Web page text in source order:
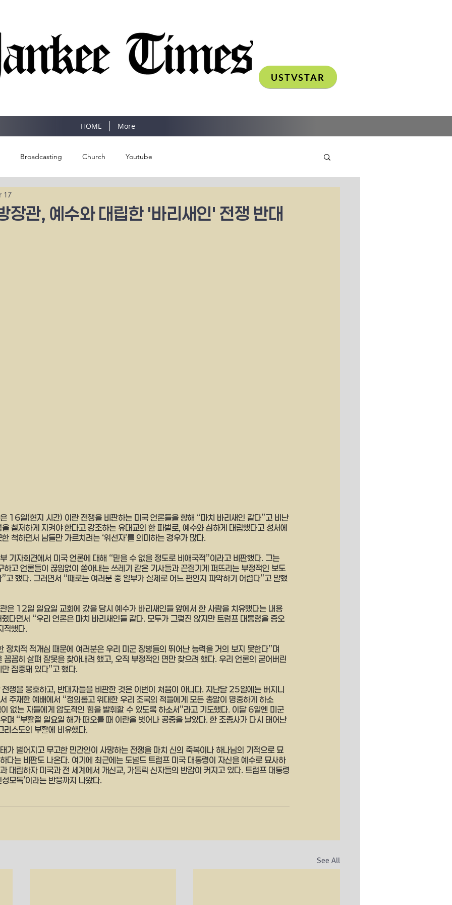
USTVSTAR
HOME More
Broadcasting Church Youtube
장관, 예수와 대립한 '바리새인' 전쟁 반대
17
16일(현지 시간) 이란 전쟁을 비판하는 미국 언론들을 향해 “마치 바리새인 같다”고 비난
철저하게 지켜야 한다고 강조하는 유대교의 한 파벌로, 예수와 심하게 대립했다고 성서에
척하면서 남들만 가르치려는 ‘위선자’를 의미하는 경우가 많다.
기자회견에서 미국 언론에 대해 “믿을 수 없을 정도로 비애국적”이라고 비판했다. 그는
하고 언론들이 끊임없이 쏟아내는 쓰레기 같은 기사들과 끈질기게 퍼뜨리는 부정적인 보도
고 했다. 그러면서 “때로는 여러분 중 일부가 실제로 어느 편인지 파악하기 어렵다”고 말했
은 12일 일요일 교회에 갔을 당시 예수가 바리새인들 앞에서 한 사람을 치유했다는 내용
다면서 “우리 언론은 마치 바리새인들 같다. 모두가 그렇진 않지만 트럼프 대통령을 증오
적했다.
정치적 적개심 때문에 여러분은 우리 미군 장병들의 뛰어난 능력을 거의 보지 못한다”며
꼼꼼히 살펴 잘못을 찾아내려 했고, 오직 부정적인 면만 찾으려 했다. 우리 언론의 굳어버린
집중돼 있다”고 했다.
쟁을 옹호하고, 반대자들을 비판한 것은 이번이 처음이 아니다. 지난달 25일에는 버지니
주재한 예배에서 “정의롭고 위대한 우리 조국의 적들에게 모든 총알이 명중하게 하소
없는 자들에게 압도적인 힘을 발휘할 수 있도록 하소서”라고 기도했다. 이달 6일엔 미군
며 “부활절 일요일 해가 떠오를 때 이란을 벗어나 공중을 날았다. 한 조종사가 다시 태어난
리스도의 부활에 비유했다.
가 벌어지고 무고한 민간인이 사망하는 전쟁을 마치 신의 축복이나 하나님의 기적으로 묘
다는 비판도 나온다. 여기에 최근에는 도널드 트럼프 미국 대통령이 자신을 예수로 묘사하
대립하자 미국과 전 세계에서 개신교, 가톨릭 신자들의 반감이 커지고 있다. 트럼프 대통령
모독’이라는 반응까지 나왔다.
See All